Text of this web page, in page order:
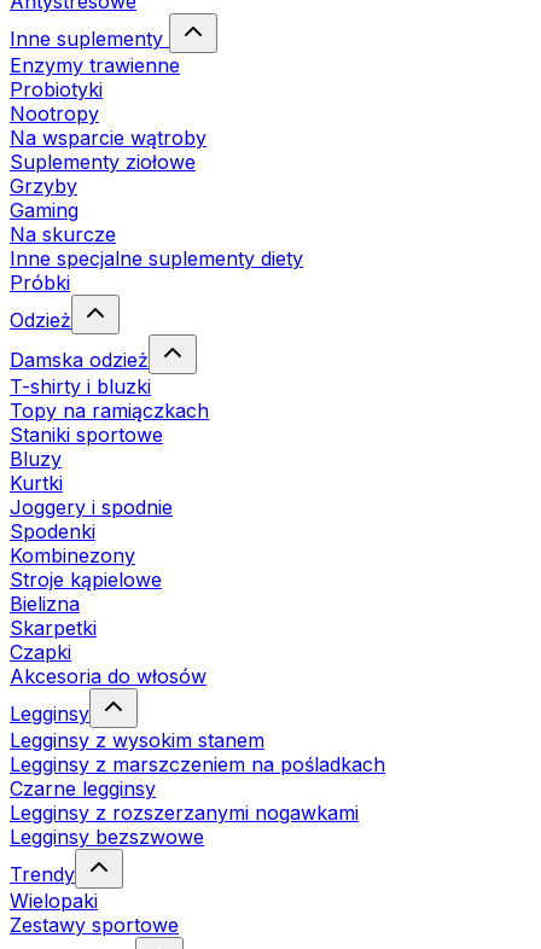
Inne suplementy
Enzymy trawienne
Probiotyki
Nootropy
Na wsparcie wątroby
Suplementy ziołowe
Grzyby
Gaming
Na skurcze
Inne specjalne suplementy diety
Próbki
Odzież
Damska odzież
T-shirty i bluzki
Topy na ramiączkach
Staniki sportowe
Bluzy
Kurtki
Joggery i spodnie
Spodenki
Kombinezony
Stroje kąpielowe
Bielizna
Skarpetki
Czapki
Akcesoria do włosów
Legginsy
Legginsy z wysokim stanem
Legginsy z marszczeniem na pośladkach
Czarne legginsy
Legginsy z rozszerzanymi nogawkami
Legginsy bezszwowe
Trendy
Wielopaki
Zestawy sportowe